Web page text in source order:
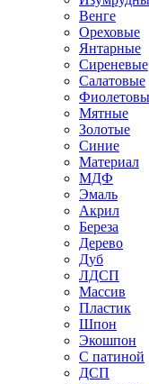
Венге
Ореховые
Янтарные
Сиреневые
Салатовые
Мятные
Золотые
Синие
Материал
МДФ
Эмаль
Акрил
Береза
Дерево
Дуб
ЛДСП
Массив
Пластик
Шпон
Экошпон
С патиной
ДСП